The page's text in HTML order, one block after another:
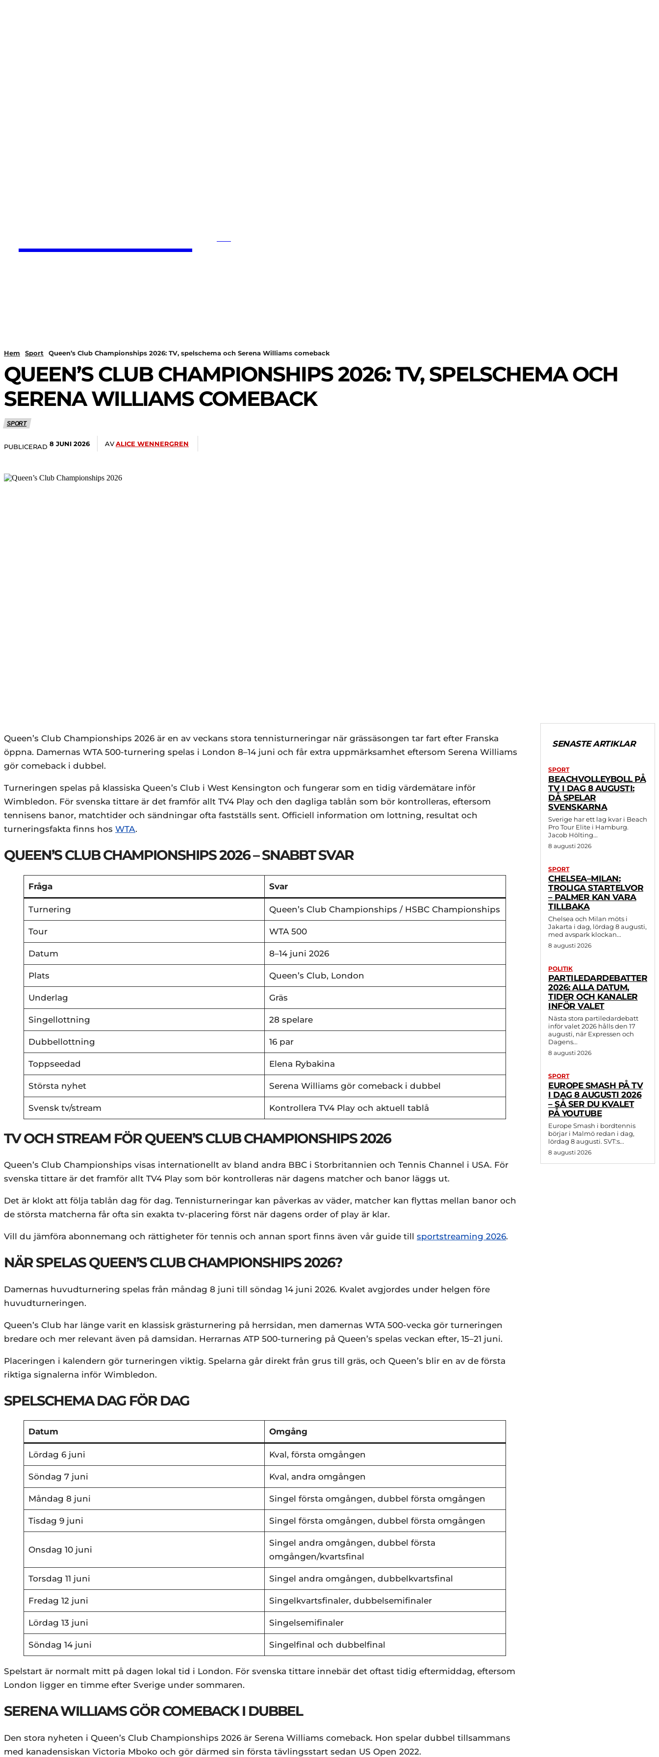
Hem Sport Queen’s Club Championships 2026: TV, spelschema och Serena Williams comeback
QUEEN’S CLUB CHAMPIONSHIPS 2026: TV, SPELSCHEMA OCH
SERENA WILLIAMS COMEBACK
SPORT
PUBLICERAD 8 JUNI 2026 AVALICE WENNERGREN
Queen’s Club Championships 2026 är en av veckans stora tennisturneringar när grässäsongen tar fart efter Franska
öppna. Damernas WTA 500-turnering spelas i London 8–14 juni och får extra uppmärksamhet eftersom Serena Williams
gör comeback i dubbel.
Turneringen spelas på klassiska Queen’s Club i West Kensington och fungerar som en tidig värdemätare inför
Wimbledon. För svenska tittare är det framför allt TV4 Play och den dagliga tablån som bör kontrolleras, eftersom
tennisens banor, matchtider och sändningar ofta fastställs sent. Officiell information om lottning, resultat och
turneringsfakta finns hos WTA.
QUEEN’S CLUB CHAMPIONSHIPS 2026 – SNABBT SVAR
Fråga Svar
Turnering Queen’s Club Championships / HSBC Championships
Tour WTA 500
Datum 8–14 juni 2026
Plats Queen’s Club, London
Underlag Gräs
Singellottning 28 spelare
Dubbellottning 16 par
Toppseedad Elena Rybakina
Största nyhet Serena Williams gör comeback i dubbel
Svensk tv/stream Kontrollera TV4 Play och aktuell tablå
TV OCH STREAM FÖR QUEEN’S CLUB CHAMPIONSHIPS 2026
Queen’s Club Championships visas internationellt av bland andra BBC i Storbritannien och Tennis Channel i USA. För
svenska tittare är det framför allt TV4 Play som bör kontrolleras när dagens matcher och banor läggs ut.
Det är klokt att följa tablån dag för dag. Tennisturneringar kan påverkas av väder, matcher kan flyttas mellan banor och
de största matcherna får ofta sin exakta tv-placering först när dagens order of play är klar.
Vill du jämföra abonnemang och rättigheter för tennis och annan sport finns även vår guide till sportstreaming 2026.
NÄR SPELAS QUEEN’S CLUB CHAMPIONSHIPS 2026?
Damernas huvudturnering spelas från måndag 8 juni till söndag 14 juni 2026. Kvalet avgjordes under helgen före
huvudturneringen.
Queen’s Club har länge varit en klassisk grästurnering på herrsidan, men damernas WTA 500-vecka gör turneringen
bredare och mer relevant även på damsidan. Herrarnas ATP 500-turnering på Queen’s spelas veckan efter, 15–21 juni.
Placeringen i kalendern gör turneringen viktig. Spelarna går direkt från grus till gräs, och Queen’s blir en av de första
riktiga signalerna inför Wimbledon.
SPELSCHEMA DAG FÖR DAG
Datum Omgång
Lördag 6 juni Kval, första omgången
Söndag 7 juni Kval, andra omgången
Måndag 8 juni Singel första omgången, dubbel första omgången
Tisdag 9 juni Singel första omgången, dubbel första omgången
Onsdag 10 juni
Singel andra omgången, dubbel första
omgången/kvartsfinal
Torsdag 11 juni Singel andra omgången, dubbelkvartsfinal
Fredag 12 juni Singelkvartsfinaler, dubbelsemifinaler
Lördag 13 juni Singelsemifinaler
Söndag 14 juni Singelfinal och dubbelfinal
Spelstart är normalt mitt på dagen lokal tid i London. För svenska tittare innebär det oftast tidig eftermiddag, eftersom
London ligger en timme efter Sverige under sommaren.
SERENA WILLIAMS GÖR COMEBACK I DUBBEL
Den stora nyheten i Queen’s Club Championships 2026 är Serena Williams comeback. Hon spelar dubbel tillsammans
med kanadensiskan Victoria Mboko och gör därmed sin första tävlingsstart sedan US Open 2022.
SENASTE ARTIKLAR
SPORT
BEACHVOLLEYBOLL PÅ
TV I DAG 8 AUGUSTI:
DÅ SPELAR
SVENSKARNA
Sverige har ett lag kvar i Beach
Pro Tour Elite i Hamburg.
Jacob Hölting...
8 augusti 2026
SPORT
CHELSEA–MILAN:
TROLIGA STARTELVOR
– PALMER KAN VARA
TILLBAKA
Chelsea och Milan möts i
Jakarta i dag, lördag 8 augusti,
med avspark klockan...
8 augusti 2026
POLITIK
PARTILEDARDEBATTER
2026: ALLA DATUM,
TIDER OCH KANALER
INFÖR VALET
Nästa stora partiledardebatt
inför valet 2026 hålls den 17
augusti, när Expressen och
Dagens...
8 augusti 2026
SPORT
EUROPE SMASH PÅ TV
I DAG 8 AUGUSTI 2026
– SÅ SER DU KVALET
PÅ YOUTUBE
Europe Smash i bordtennis
börjar i Malmö redan i dag,
lördag 8 augusti. SVT:s...
8 augusti 2026